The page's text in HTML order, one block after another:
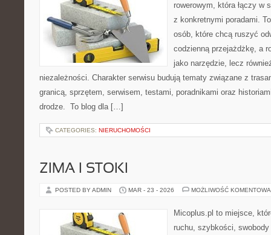
rowerowym, która łączy w
z konkretnymi poradami.
osób, które chcą ruszyć
codzienną przejażdżkę, a
jako narzędzie, lecz
niezależności. Charakter serwisu budują tematy związane z
granicą, sprzętem, serwisem, testami, poradnikami oraz
drodze. To blog dla […]
CATEGORIES: NIERUCHOMOŚCI
ZIMA I STOKI
POSTED BY ADMIN MAR - 23 - 2026 MOŻLIWOŚĆ
Micoplus.pl to miejsce,
ruchu, szybkości,